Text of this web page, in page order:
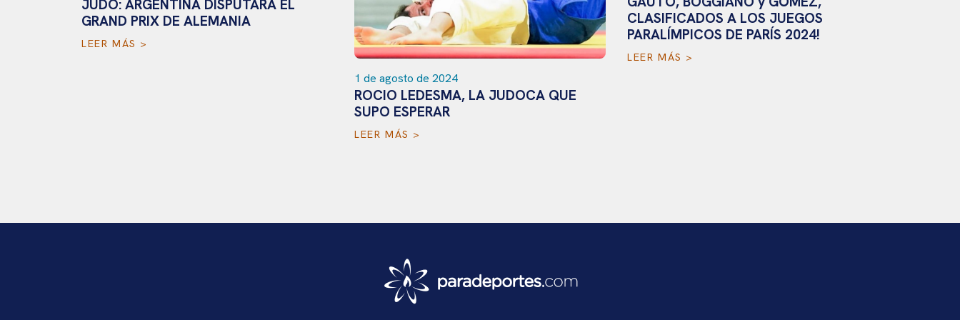
JUDO: ARGENTINA DISPUTARÁ EL
GRAND PRIX DE ALEMANIA
LEER MÁS >
1 de agosto de 2024
ROCIO LEDESMA, LA JUDOCA QUE
SUPO ESPERAR
LEER MÁS >
CLASIFICADOS A LOS JUEGOS
PARALÍMPICOS DE PARÍS 2024!
LEER MÁS >